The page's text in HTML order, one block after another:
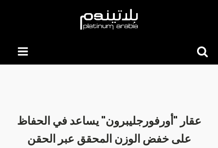
عقار "أورفورجليبرون" يساعد في الحفاظ
على خفض الوزن المحقق عبر الحقن